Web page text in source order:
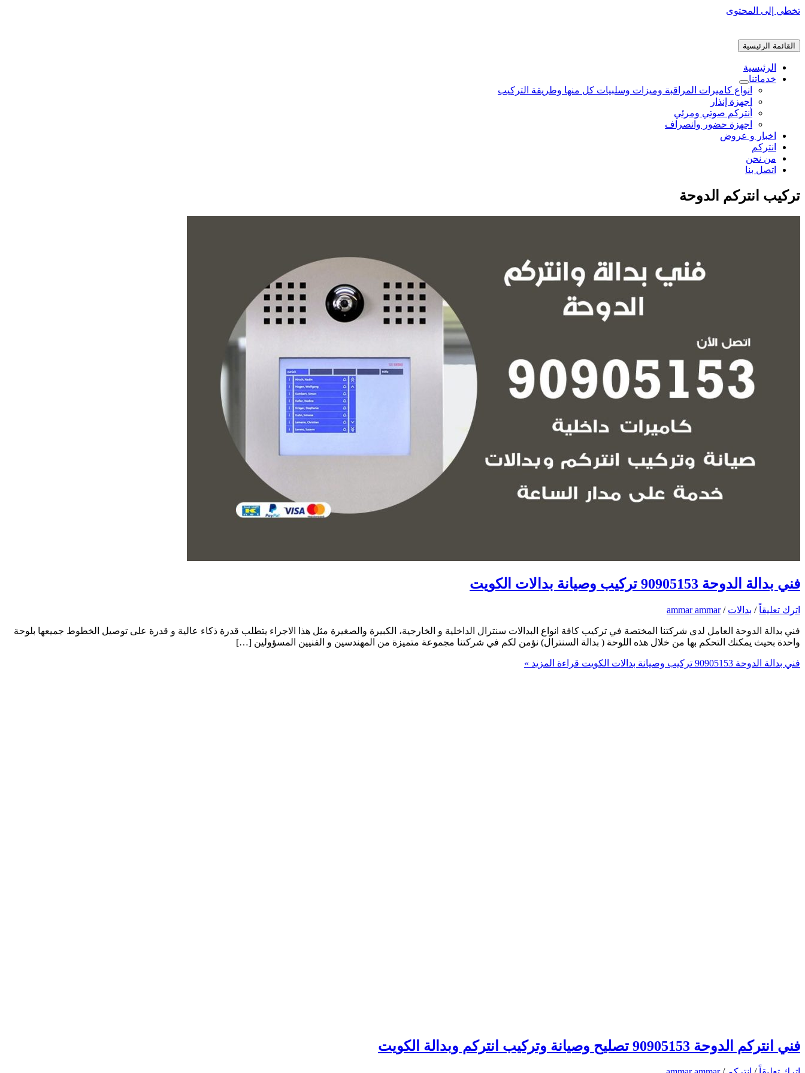
تخطي إلى المحتوى
القائمة الرئيسية
الرئيسية
خدماتنا
انواع كاميرات المراقبة وميزات وسلبيات كل منها وطريقة التركيب
اجهزة إنذار
أنتركم صوتي ومرئي
اجهزة حضور وانصراف
اخبار و عروض
انتركم
من نحن
اتصل بنا
تركيب انتركم الدوحة
فني بدالة الدوحة 90905153 تركيب وصيانة بدالات الكويت
اترك تعليقاً / بدالات /
ammar ammar
فني بدالة الدوحة العامل لدى شركتنا المختصة في تركيب كافة انواع البدالات سنترال الداخلية و الخارجية، الكبيرة والصغيرة مثل هذا الاجراء يتطلب قدرة ذكاء عالية و قدرة على توصيل الخطوط جميعها بلوحة
واحدة بحيث يمكنك التحكم بها من خلال هذه اللوحة ( بدالة السنترال) نؤمن لكم في شركتنا مجموعة متميزة من المهندسين و الفنيين المسؤولين […]
فني بدالة الدوحة 90905153 تركيب وصيانة بدالات الكويت قراءة المزيد »
فني انتركم الدوحة 90905153 تصليح وصيانة وتركيب انتركم وبدالة الكويت